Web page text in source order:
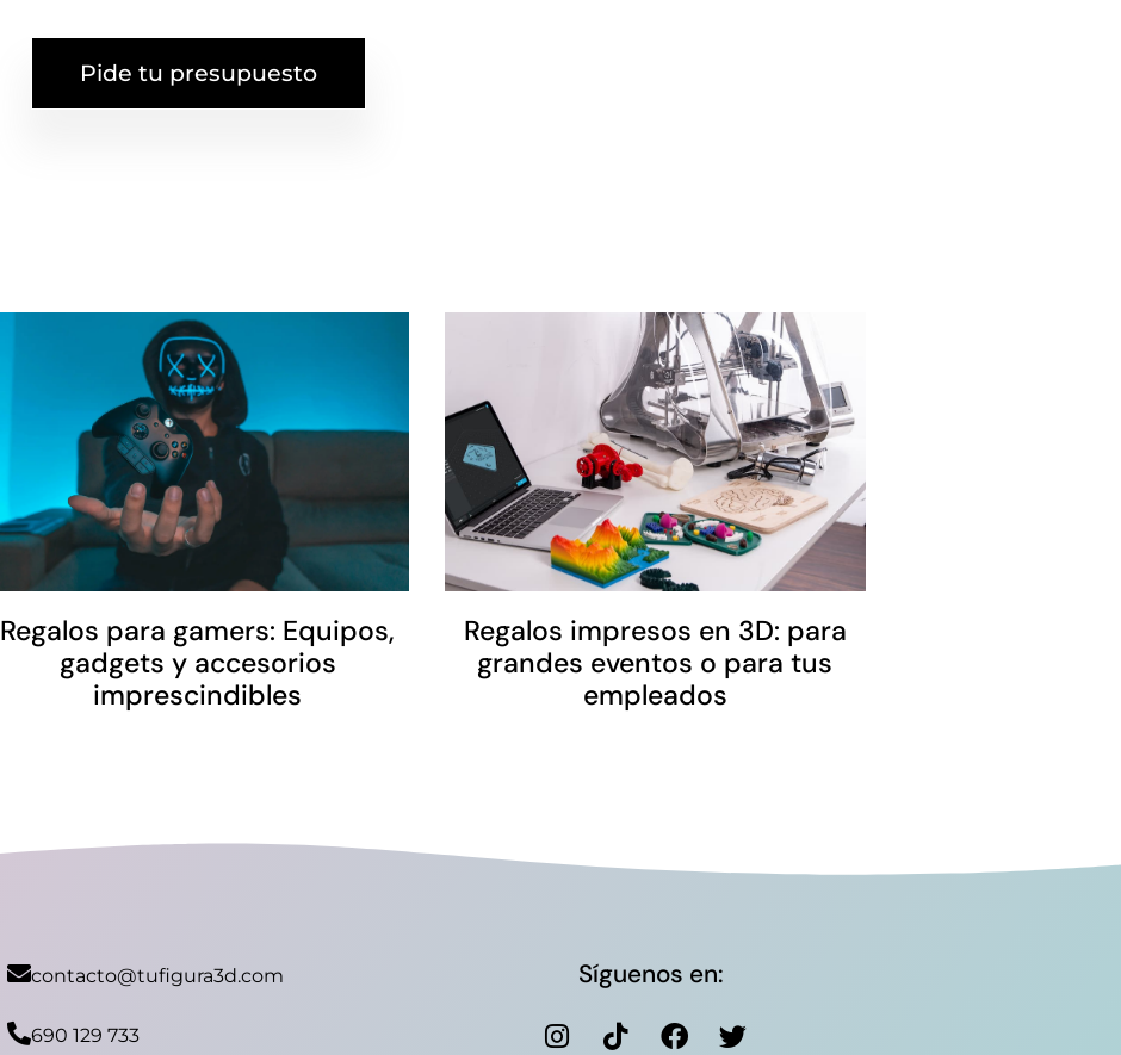
Pide tu presupuesto
Regalos para gamers: Equipos,
gadgets y accesorios
imprescindibles
Regalos impresos en 3D: para
grandes eventos o para tus
empleados
contacto@tufigura3d.com
690 129 733
Síguenos en: